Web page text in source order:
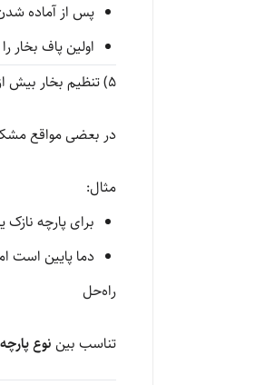
پس از آماده
اولین پاف بخار
5) تنظیم بخار بیش از حد نسبت به نوع پارچه
در بعضی مواقع
مثال:
برای پارچه
دما پایین است
راه‌حل
تناسب بین نوع